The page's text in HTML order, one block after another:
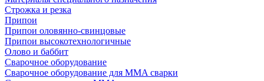
Строжка и резка
Припои
Припои оловянно-свинцовые
Припои высокотехнологичные
Олово и баббит
Сварочное оборудование
Сварочное оборудование для MMA сварки